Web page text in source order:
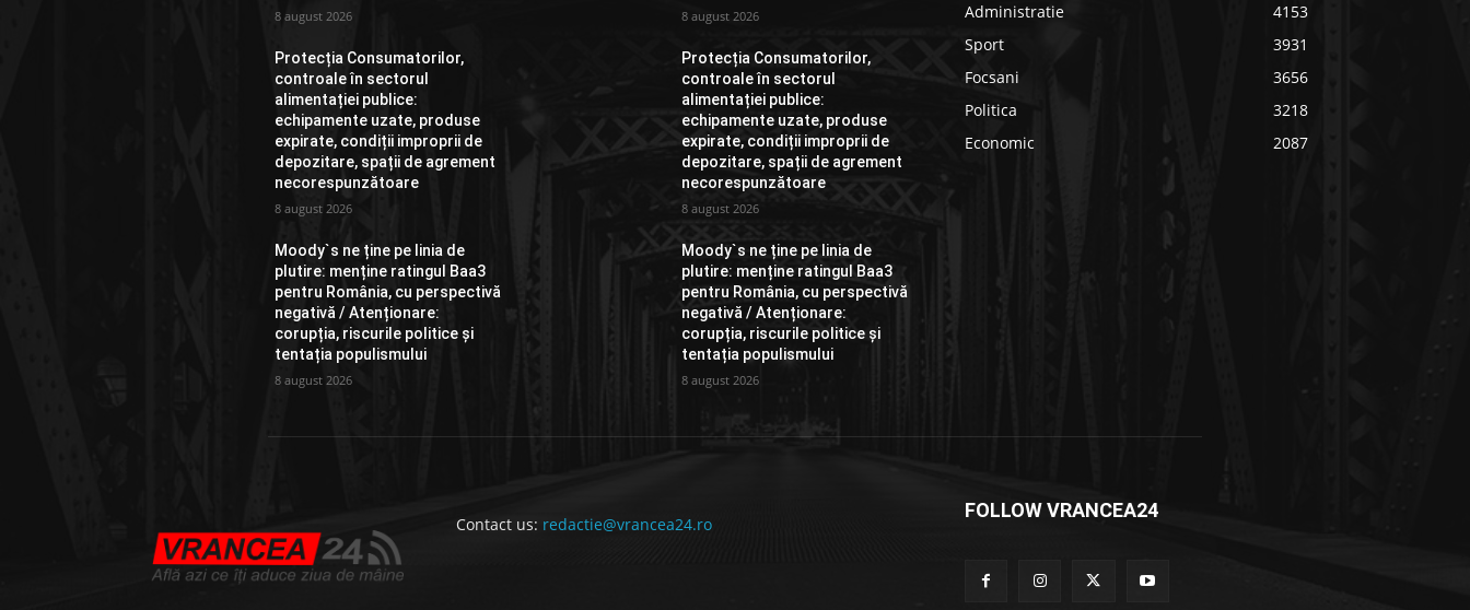
8 august 2026
Protecția Consumatorilor,
controale în sectorul
alimentației publice:
echipamente uzate, produse
expirate, condiții improprii de
depozitare, spații de agrement
necorespunzătoare
8 august 2026
Moody`s ne ține pe linia de
plutire: menține ratingul Baa3
pentru România, cu perspectivă
negativă / Atenționare:
corupția, riscurile politice și
tentația populismului
8 august 2026
8 august 2026
Protecția Consumatorilor,
controale în sectorul
alimentației publice:
echipamente uzate, produse
expirate, condiții improprii de
depozitare, spații de agrement
necorespunzătoare
8 august 2026
Moody`s ne ține pe linia de
plutire: menține ratingul Baa3
pentru România, cu perspectivă
negativă / Atenționare:
corupția, riscurile politice și
tentația populismului
8 august 2026
Administratie
4153
Sport
3931
Focsani
3656
Politica
3218
Economic
2087
Contact us: redactie@vrancea24.ro
FOLLOW VRANCEA24